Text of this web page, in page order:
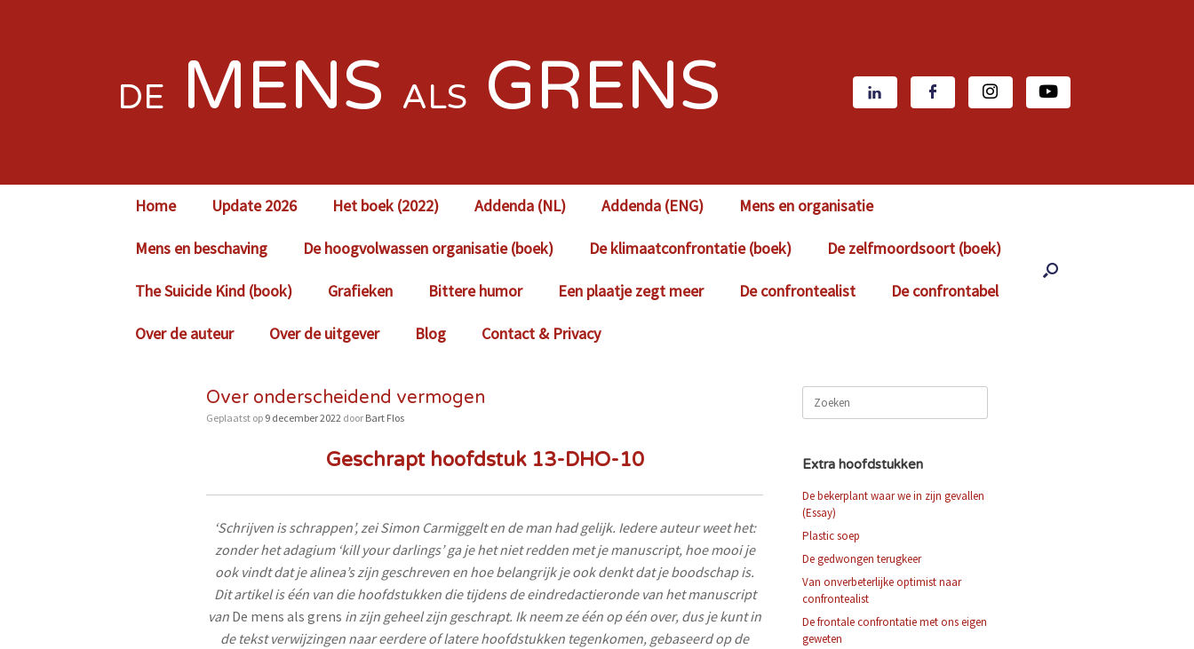
DE MENS ALS GRENS
Home Update 2026 Het boek (2022) Addenda (NL) Addenda (ENG) Mens en organisatie
Mens en beschaving De hoogvolwassen organisatie (boek) De klimaatconfrontatie (boek) De zelfmoordsoort (boek)
The Suicide Kind (book) Grafieken Bittere humor Een plaatje zegt meer De confrontealist De confrontabel
Over de auteur Over de uitgever Blog Contact & Privacy
Over onderscheidend vermogen
Geplaatst op 9 december 2022 door Bart Flos
Geschrapt hoofdstuk 13-DHO-10
‘Schrijven is schrappen’, zei Simon Carmiggelt en de man had gelijk. Iedere auteur weet het:
zonder het adagium ‘kill your darlings’ ga je het niet redden met je manuscript, hoe mooi je
ook vindt dat je alinea’s zijn geschreven en hoe belangrijk je ook denkt dat je boodschap is.
Dit artikel is één van die hoofdstukken die tijdens de eindredactieronde van het manuscript
van De mens als grens in zijn geheel zijn geschrapt. Ik neem ze één op één over, dus je kunt in
de tekst verwijzingen naar eerdere of latere hoofdstukken tegenkomen, gebaseerd op de
naar:
Extra hoofdstukken
De bekerplant waar we in zijn gevallen
(Essay)
Plastic soep
De gedwongen terugkeer
Van onverbeterlijke optimist naar
confrontealist
De frontale confrontatie met ons eigen
geweten